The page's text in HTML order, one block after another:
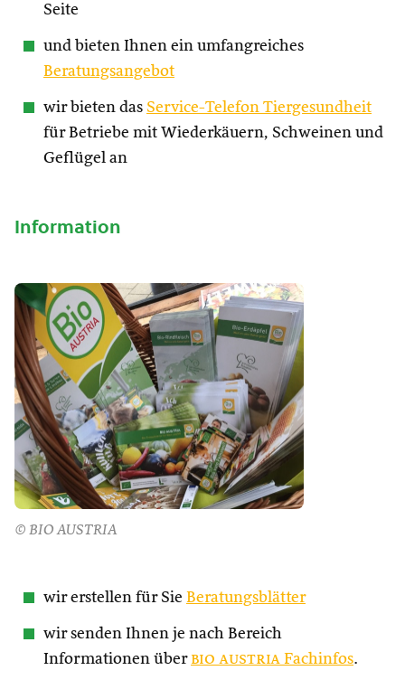
Seite
und bieten Ihnen ein umfangreiches
Beratungsangebot
wir bieten das Service-Telefon Tiergesundheit
für Betriebe mit Wiederkäuern, Schweinen und
Geflügel an
Information
© BIO AUSTRIA
wir erstellen für Sie Beratungsblätter
wir senden Ihnen je nach Bereich
Informationen über bio austria Fachinfos.